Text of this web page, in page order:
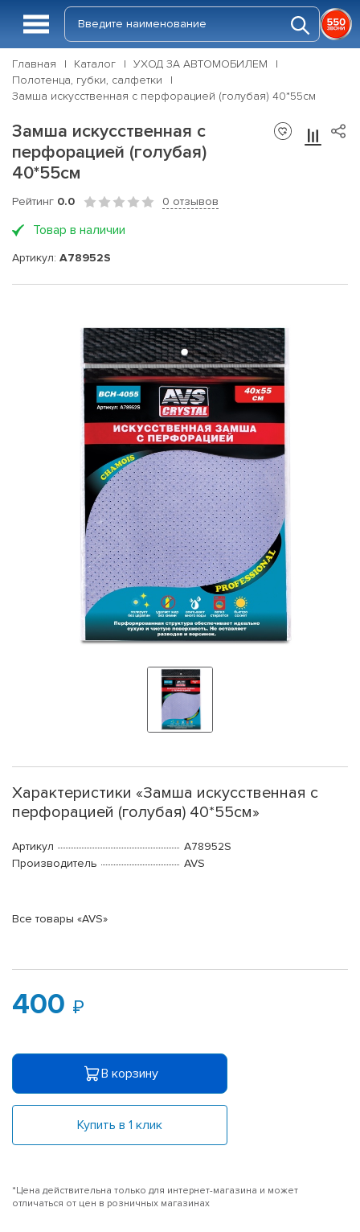
Главная Каталог
УХОД ЗА АВТОМОБИЛЕМ
Полотенца, губки, салфетки
Замша искусственная с перфорацией (голубая) 40*55см
Замша искусственная с
перфорацией (голубая)
40*55см
Рейтинг 0.0 0 отзывов
Товар в наличии
Артикул: A78952S
Характеристики «Замша искусственная с
перфорацией (голубая) 40*55см»
Артикул
A78952S
Производитель
AVS
Все товары «AVS»
400
В корзину
Купить в 1 клик
*Цена действительна только для интернет-магазина и может
отличаться от цен в розничных магазинах